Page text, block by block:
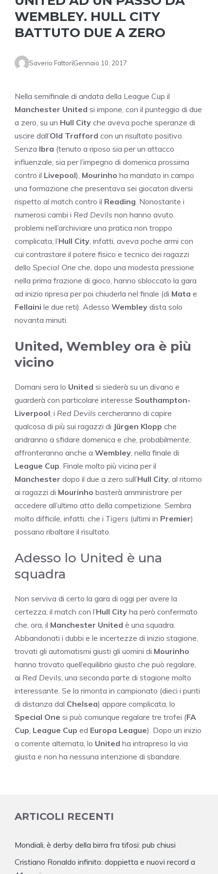
WEMBLEY. HULL CITY
BATTUTO DUE A ZERO
Saverio FattoriGennaio 10, 2017
Nella semifinale di andata della League Cup il
Manchester United si impone, con il punteggio di due
a zero, su un Hull City che aveva poche speranze di
uscire dall’Old Trafford con un risultato positivo.
Senza Ibra (tenuto a riposo sia per un attacco
influenzale, sia per l’impegno di domenica prossima
contro il Livepool), Mourinho ha mandato in campo
una formazione che presentava sei giocatori diversi
rispetto al match contro il Reading. Nonostante i
numerosi cambi i Red Devils non hanno avuto
problemi nell’archiviare una pratica non troppo
complicata; l’Hull City, infatti, aveva poche armi con
cui contrastare il potere fisico e tecnico dei ragazzi
dello Special One che, dopo una modesta pressione
nella prima frazione di gioco, hanno sbloccato la gara
ad inizio ripresa per poi chiuderla nel finale (di Mata e
Fellaini le due reti). Adesso Wembley dista solo
novanta minuti.
United, Wembley ora è più
vicino
Domani sera lo United si siederà su un divano e
guarderà con particolare interesse Southampton-
Liverpool; i Red Devils cercheranno di capire
qualcosa di più sui ragazzi di Jürgen Klopp che
andranno a sfidare domenica e che, probabilmente,
affronteranno anche a Wembley, nella finale di
League Cup. Finale molto più vicina per il
Manchester dopo il due a zero sull’Hull City; al ritorno
ai ragazzi di Mourinho basterà amministrare per
accedere all’ultimo atto della competizione. Sembra
molto difficile, infatti, che i Tigers (ultimi in Premier)
possano ribaltare il risultato.
Adesso lo United è una
squadra
Non serviva di certo la gara di oggi per avere la
certezza; il match con l’Hull City ha però confermato
che, ora, il Manchester United è una squadra.
Abbandonati i dubbi e le incertezze di inizio stagione,
trovati gli automatismi giusti gli uomini di Mourinho
hanno trovato quell’equilibrio giusto che può regalare,
ai Red Devils, una seconda parte di stagione molto
interessante. Se la rimonta in campionato (dieci i punti
di distanza dal Chelsea) appare complicata, lo
Special One si può comunque regalare tre trofei (FA
Cup, League Cup ed Europa League). Dopo un inizio
a corrente alternata, lo United ha intrapreso la via
giusta e non ha nessuna intenzione di sbandare.
ARTICOLI RECENTI
Mondiali, è derby della birra fra tifosi: pub chiusi
Cristiano Ronaldo infinito: doppietta e nuovi record a